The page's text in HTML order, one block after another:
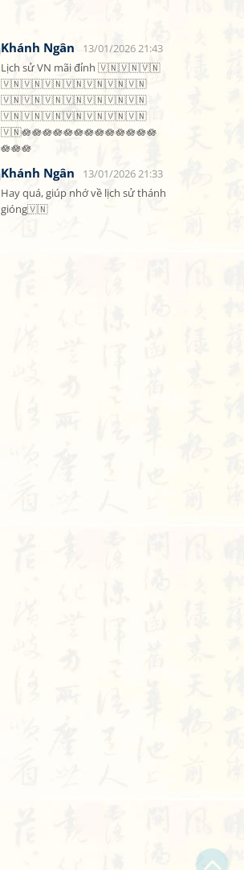
Khánh Ngân
13/01/2026 21:43
Lịch sử VN mãi đỉnh 🇻🇳🇻🇳🇻🇳
🇻🇳🇻🇳🇻🇳🇻🇳🇻🇳🇻🇳🇻🇳
🇻🇳🇻🇳🇻🇳🇻🇳🇻🇳🇻🇳🇻🇳
🇻🇳🇻🇳🇻🇳🇻🇳🇻🇳🇻🇳🇻🇳
🇻🇳🪷🪷🪷🪷🪷🪷🪷🪷🪷🪷🪷🪷🪷
🪷🪷🪷
Khánh Ngân
13/01/2026 21:33
Hay quá, giúp nhớ về lịch sử thánh
gióng🇻🇳